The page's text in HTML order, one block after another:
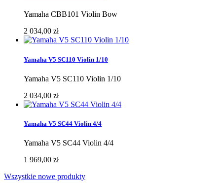
Yamaha CBB101 Violin Bow
2 034,00 zł
Yamaha V5 SC110 Violin 1/10
Yamaha V5 SC110 Violin 1/10
2 034,00 zł
Yamaha V5 SC44 Violin 4/4
Yamaha V5 SC44 Violin 4/4
1 969,00 zł
Wszystkie nowe produkty